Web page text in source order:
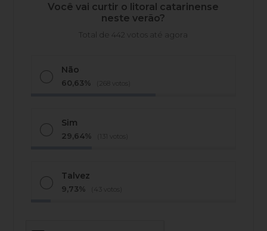
Você vai curtir o litoral catarinense
neste verão?
Total de 442 votos até agora
Não
60,63% (268 votos)
Sim
29,64% (131 votos)
Talvez
9,73% (43 votos)